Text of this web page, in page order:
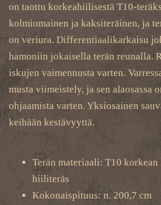
on taottu korkeahiilisestä T10-
kolmiomainen ja kaksiteräinen, ja
on veriura. Differentiaalikarkaisu
hamoniin jokaisella terän reunalla.
iskujen vaimennusta varten.
musta viimeistely, ja sen alaosassa
ohjaamista varten. Yksiosainen
keihään kestävyyttä.
Terän materiaali: T10
hiiliteräs
Kokonaispituus: n. 200,7 cm